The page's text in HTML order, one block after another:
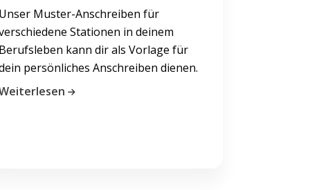
Muster-Anschreiben für
Stationen in deinem
kann dir als Vorlage für
persönliches Anschreiben dienen.